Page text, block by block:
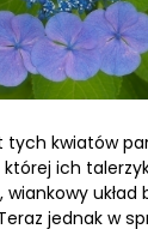
tych kwiatów
ich
układ
jednak w